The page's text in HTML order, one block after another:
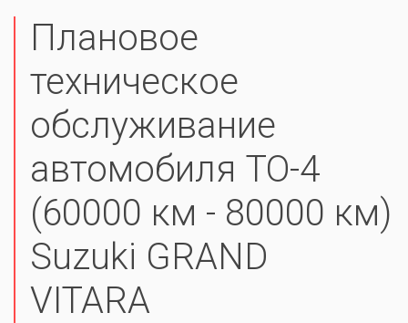
Плановое
техническое
обслуживание
автомобиля ТО-4
(60000 км - 80000 км)
Suzuki GRAND
VITARA